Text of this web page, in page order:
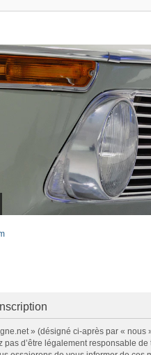
» (désigné ci-après par «
pas d’être légalement responsable